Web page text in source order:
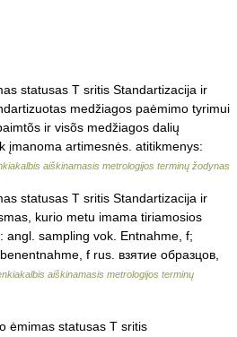
statusas T sritis Standartizacija ir
medžiagos paėmimo tyrimui
ir visõs medžiagos dalių
įmanoma artimesnės. atitikmenys:
aiškinamasis metrologijos terminų žodynas
statusas T sritis Standartizacija ir
kurio metu imama tiriamosios
angl. sampling vok. Entnahme, f;
f rus. взятие образцов,
aiškinamasis metrologijos terminų
ėmimas statusas T sritis